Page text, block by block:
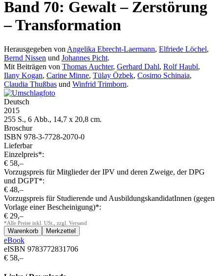
Band 70: Gewalt – Zerstörung
– Transformation
Herausgegeben von Angelika Ebrecht-Laermann, Elfriede Löchel,
Bernd Nissen und Johannes Picht.
Mit Beiträgen von Thomas Auchter, Gerhard Dahl, Rolf Haubl,
Ilany Kogan, Carine Minne, Tülay Özbek, Cosimo Schinaia,
Claudia Thußbas und Winfrid Trimborn.
Deutsch
2015
255 S., 6 Abb., 14,7 x 20,8 cm.
Broschur
ISBN 978-3-7728-2070-0
Lieferbar
Einzelpreis*:
€ 58,–
Vorzugspreis für Mitglieder der IPV und deren Zweige, der DPG
und DGPT*:
€ 48,–
Vorzugspreis für Studierende und AusbildungskandidatInnen (gegen
Vorlage einer Bescheinigung)*:
€ 29,–
*Alle Preise inkl. USt., zzgl. Versand
eBook
eISBN 9783772831706
€ 58,–